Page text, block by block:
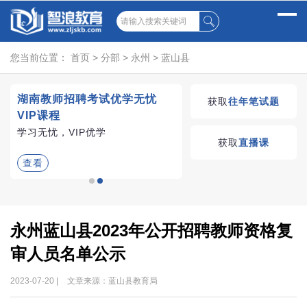
您当前位置： 首页 > 分部 > 永州 > 蓝山县
湖南教师招聘考试优学无忧
VIP课程
学习无忧，VIP优学
查看
获取往年笔试题
获取直播课
永州蓝山县2023年公开招聘教师资格复
审人员名单公示
2023-07-20 | 文章来源：蓝山县教育局